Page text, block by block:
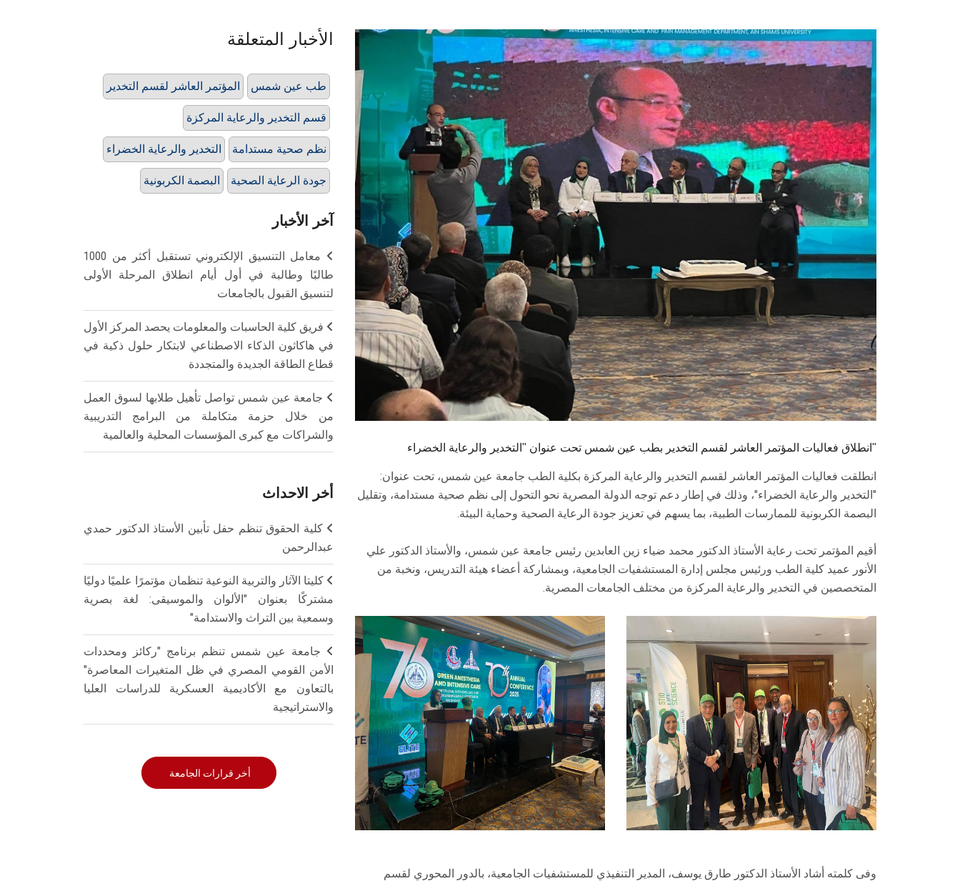
انطلاق فعاليات المؤتمر العاشر لقسم التخدير بطب عين شمس تحت عنوان "التخدير والرعاية الخضراء"
انطلقت فعاليات المؤتمر العاشر لقسم التخدير والرعاية المركزة بكلية الطب جامعة عين شمس، تحت عنوان:
"التخدير والرعاية الخضراء"، وذلك في إطار دعم توجه الدولة المصرية نحو التحول إلى نظم صحية مستدامة، وتقليل
البصمة الكربونية للممارسات الطبية، بما يسهم في تعزيز جودة الرعاية الصحية وحماية البيئة.
أقيم المؤتمر تحت رعاية الأستاذ الدكتور محمد ضياء زين العابدين رئيس جامعة عين شمس، والأستاذ الدكتور علي
الأنور عميد كلية الطب ورئيس مجلس إدارة المستشفيات الجامعية، وبمشاركة أعضاء هيئة التدريس، ونخبة من
المتخصصين في التخدير والرعاية المركزة من مختلف الجامعات المصرية.
وفى كلمته أشاد الأستاذ الدكتور طارق يوسف، المدير التنفيذي للمستشفيات الجامعية، بالدور المحوري لقسم
الأخبار المتعلقة
المؤتمر العاشر لقسم التخدير طب عين شمس
قسم التخدير والرعاية المركزة
التخدير والرعاية الخضراء نظم صحية مستدامة
البصمة الكربونية جودة الرعاية الصحية
آخر الأخبار
معامل التنسيق الإلكتروني تستقبل أكثر من 1000
طالبًا وطالبة في أول أيام انطلاق المرحلة الأولى
لتنسيق القبول بالجامعات
فريق كلية الحاسبات والمعلومات يحصد المركز الأول
في هاكاثون الذكاء الاصطناعي لابتكار حلول ذكية في
قطاع الطاقة الجديدة والمتجددة
جامعة عين شمس تواصل تأهيل طلابها لسوق العمل
من خلال حزمة متكاملة من البرامج التدريبية
والشراكات مع كبرى المؤسسات المحلية والعالمية
أخر الاحداث
كلية الحقوق تنظم حفل تأبين الأستاذ الدكتور حمدي
عبدالرحمن
كليتا الآثار والتربية النوعية تنظمان مؤتمرًا علميًا دوليًا
مشتركًا بعنوان "الألوان والموسيقى: لغة بصرية
وسمعية بين التراث والاستدامة"
جامعة عين شمس تنظم برنامج "ركائز ومحددات
الأمن القومي المصري في ظل المتغيرات المعاصرة"
بالتعاون مع الأكاديمية العسكرية للدراسات العليا
والاستراتيجية
أخر قرارات الجامعة